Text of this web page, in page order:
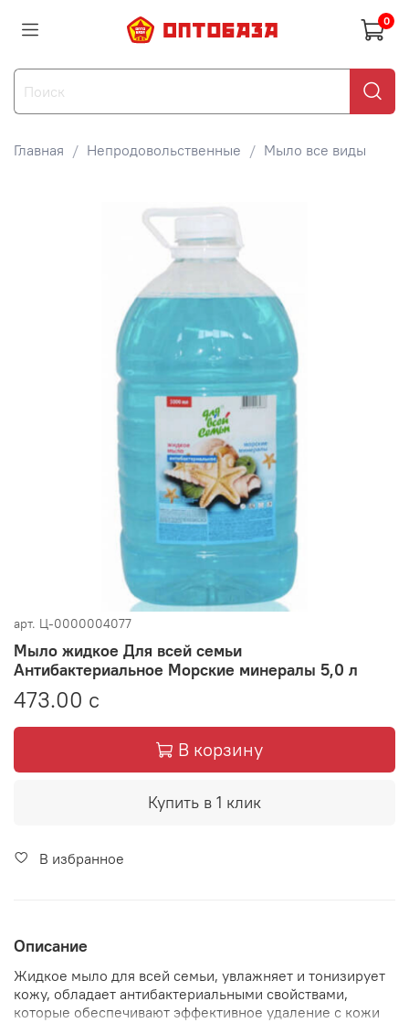
0
Главная Непродовольственные Мыло все виды
арт. Ц-0000004077
Мыло жидкое Для всей семьи
Антибактериальное Морские минералы 5,0 л
473.00 с
В корзину
Купить в 1 клик
В избранное
Описание
Жидкое мыло для всей семьи, увлажняет и тонизирует
кожу, обладает антибактериальными свойствами,
которые обеспечивают эффективное удаление с кожи